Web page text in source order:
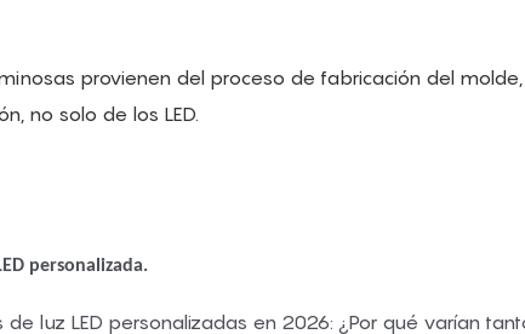
provienen del proceso de fabricación del
no solo de los LED.
personalizada.